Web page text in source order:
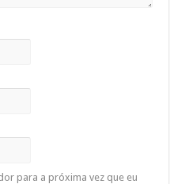
para a próxima vez que eu